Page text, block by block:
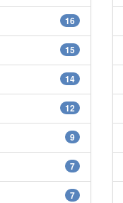
16
15
14
12
9
7
7